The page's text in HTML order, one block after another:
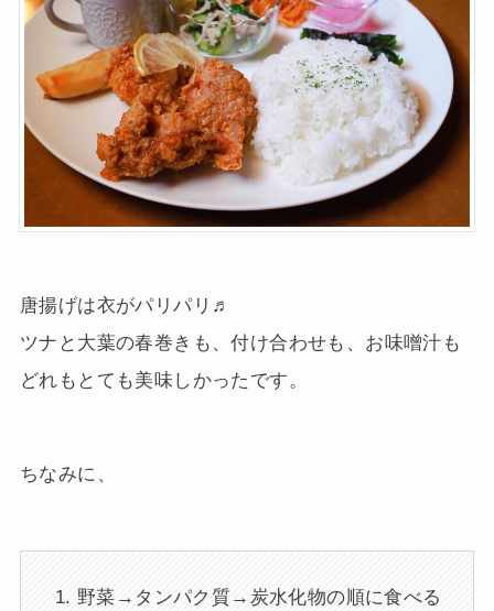
唐揚げは衣がパリパリ♬
ツナと大葉の春巻きも、付け合わせも、お味噌汁も
どれもとても美味しかったです。
ちなみに、
野菜→タンパク質→炭水化物の順に食べる